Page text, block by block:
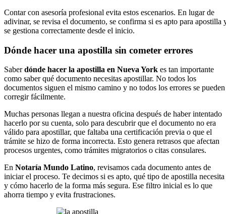
Contar con asesoría profesional evita estos escenarios. En lugar de
adivinar, se revisa el documento, se confirma si es apto para apostilla
se gestiona correctamente desde el inicio.
Dónde hacer una apostilla sin cometer errores
Saberdónde hacer la apostilla en Nueva York es tan importante
como saber qué documento necesitas apostillar. No todos los
documentos siguen el mismo camino y no todos los errores se pueden
corregir fácilmente.
Muchas personas llegan a nuestra oficina después de haber intentado
hacerlo por su cuenta, solo para descubrir que el documento no era
válido para apostillar, que faltaba una certificación previa o que el
trámite se hizo de forma incorrecta. Esto genera retrasos que afectan
procesos urgentes, como trámites migratorios o citas consulares.
En Notaría Mundo Latino, revisamos cada documento antes de
iniciar el proceso. Te decimos si es apto, qué tipo de apostilla necesita
y cómo hacerlo de la forma más segura. Ese filtro inicial es lo que
ahorra tiempo y evita frustraciones.